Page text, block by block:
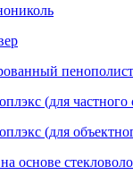
(для частного
(для
основе